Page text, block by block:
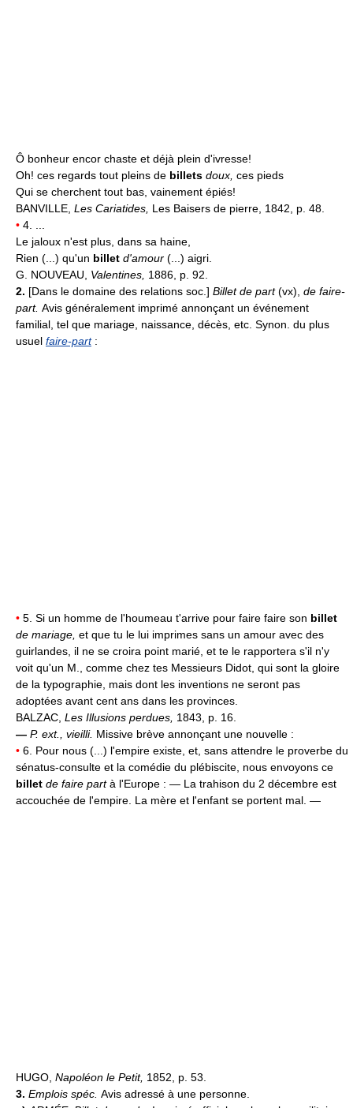
Ô bonheur encor chaste et déjà plein d'ivresse!
Oh! ces regards tout pleins de billets doux, ces pieds
Qui se cherchent tout bas, vainement épiés!
BANVILLE, Les Cariatides, Les Baisers de pierre, 1842, p. 48.
• 4. ...
Le jaloux n'est plus, dans sa haine,
Rien (...) qu'un billet d'amour (...) aigri.
G. NOUVEAU, Valentines, 1886, p. 92.
2. [Dans le domaine des relations soc.] Billet de part(vx), de faire-
part. Avis généralement imprimé annonçant un événement
familial, tel que mariage, naissance, décès, etc. Synon. du plus
usuel faire-part:
• 5. Si un homme de l'houmeau t'arrive pour faire faire son billet
de mariage, et que tu le lui imprimes sans un amour avec des
guirlandes, il ne se croira point marié, et te le rapportera s'il n'y
voit qu'un M., comme chez tes Messieurs Didot, qui sont la gloire
de la typographie, mais dont les inventions ne seront pas
adoptées avant cent ans dans les provinces.
BALZAC, Les Illusions perdues, 1843, p. 16.
— P. ext., vieilli. Missive brève annonçant une nouvelle :
• 6. Pour nous (...) l'empire existe, et, sans attendre le proverbe du
sénatus-consulte et la comédie du plébiscite, nous envoyons ce
billet de faire partà l'Europe : — La trahison du 2 décembre est
accouchée de l'empire. La mère et l'enfant se portent mal. —
HUGO, Napoléon le Petit, 1852, p. 53.
3. Emplois spéc. Avis adressé à une personne.